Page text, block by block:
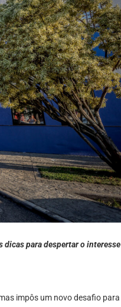
para despertar o interesse
impôs um novo desafio para